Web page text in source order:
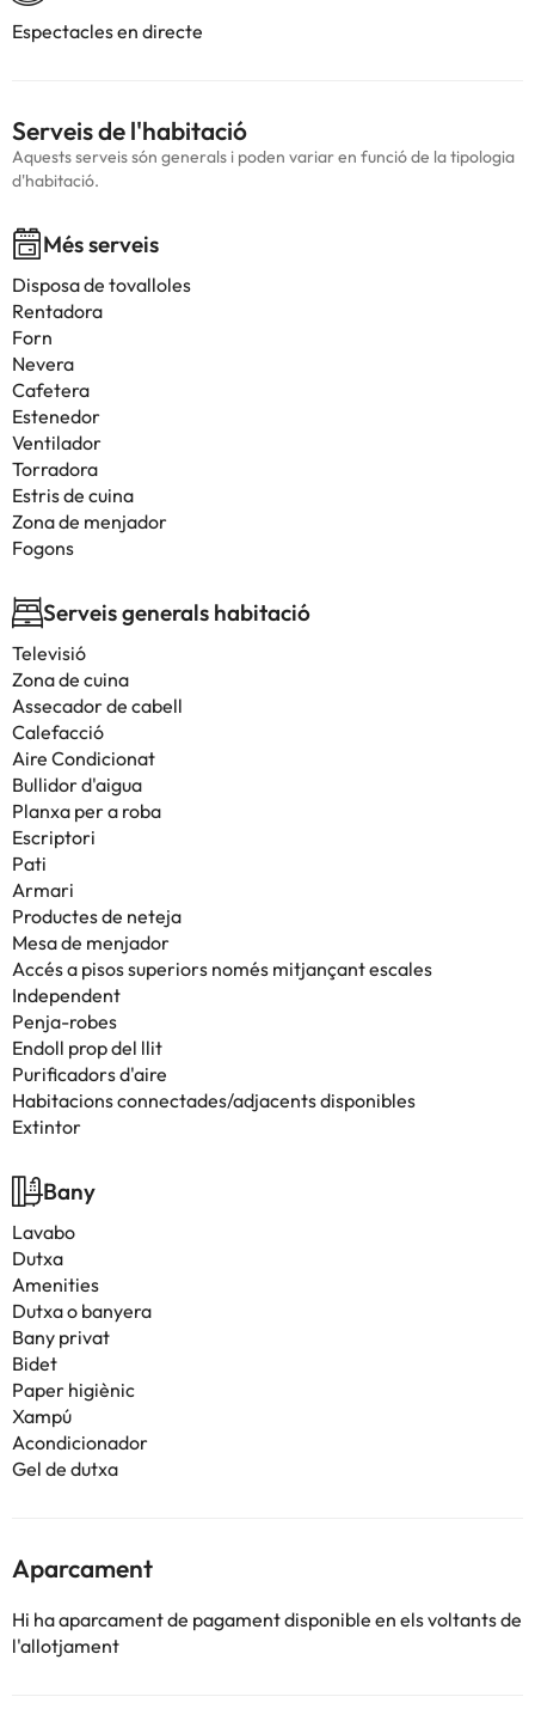
Espectacles en directe
Serveis de l'habitació
Aquests serveis són generals i poden variar en funció de la tipologia
d'habitació.
Més serveis
Disposa de tovalloles
Rentadora
Forn
Nevera
Cafetera
Estenedor
Ventilador
Torradora
Estris de cuina
Zona de menjador
Fogons
Serveis generals habitació
Televisió
Zona de cuina
Assecador de cabell
Calefacció
Aire Condicionat
Bullidor d'aigua
Planxa per a roba
Escriptori
Pati
Armari
Productes de neteja
Mesa de menjador
Accés a pisos superiors només mitjançant escales
Independent
Penja-robes
Endoll prop del llit
Purificadors d'aire
Habitacions connectades/adjacents disponibles
Extintor
Bany
Lavabo
Dutxa
Amenities
Dutxa o banyera
Bany privat
Bidet
Paper higiènic
Xampú
Acondicionador
Gel de dutxa
Aparcament
Hi ha aparcament de pagament disponible en els voltants de
l'allotjament